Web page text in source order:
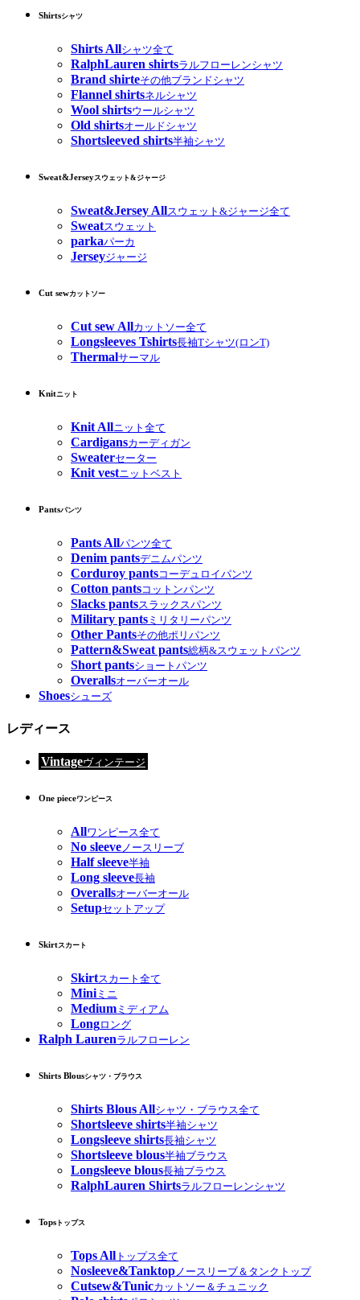
Shirtsシャツ
Shirts Allシャツ全て
RalphLauren shirtsラルフローレンシャツ
Brand shirteその他ブランドシャツ
Flannel shirtsネルシャツ
Wool shirtsウールシャツ
Old shirtsオールドシャツ
Shortsleeved shirts半袖シャツ
Sweat&Jerseyスウェット&ジャージ
Sweat&Jersey Allスウェット&ジャージ全て
Sweatスウェット
parkaパーカ
Jerseyジャージ
Cut sewカットソー
Cut sew Allカットソー全て
Longsleeves Tshirts長袖Tシャツ(ロンT)
Thermalサーマル
Knitニット
Knit Allニット全て
Cardigansカーディガン
Sweaterセーター
Knit vestニットベスト
Pantsパンツ
Pants Allパンツ全て
Denim pantsデニムパンツ
Corduroy pantsコーデュロイパンツ
Cotton pantsコットンパンツ
Slacks pantsスラックスパンツ
Military pants ミリタリーパンツ
Other Pantsその他ポリパンツ
Pattern&Sweat pants総柄&スウェットパンツ
Short pantsショートパンツ
Overallsオーバーオール
Shoesシューズ
レディース
Vintageヴィンテージ
One pieceワンピース
Allワンピース全て
No sleeveノースリーブ
Half sleeve半袖
Long sleeve長袖
Overallsオーバーオール
Setupセットアップ
Skirtスカート
Skirtスカート全て
Miniミニ
Medium ミディアム
Longロング
Ralph Laurenラルフローレン
Shirts Blousシャツ・ブラウス
Shirts Blous Allシャツ・ブラウス全て
Shortsleeve shirts半袖シャツ
Longsleeve shirts長袖シャツ
Shortsleeve blous半袖ブラウス
Longsleeve blous長袖ブラウス
RalphLauren Shirtsラルフローレンシャツ
Tops トップス
Tops All トップス全て
Nosleeve&Tanktop ノースリーブ＆タンクトップ
Cutsew&Tunicカットソー＆チュニック